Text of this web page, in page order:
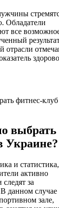
Обладатели
все
отрасли
выбрать
Украине?
и статистика,
активно
за
данном случае
зале,